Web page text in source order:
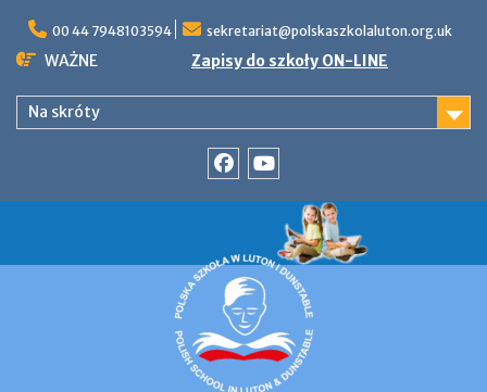
content
00 44 7948103594 sekretariat@polskaszkolaluton.org.uk
WAŻNE Zapisy do szkoły ON-LINE
Na skróty